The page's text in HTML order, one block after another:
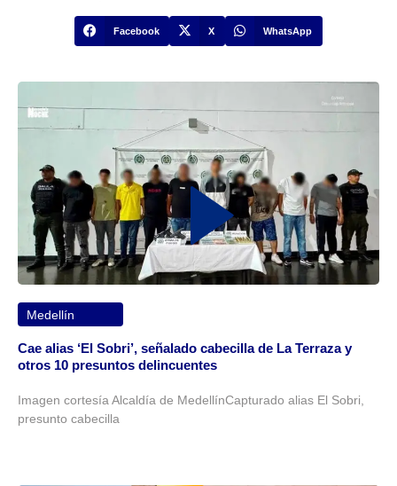
Facebook X WhatsApp
Medellín
Cae alias ‘El Sobri’, señalado cabecilla de La Terraza y
otros 10 presuntos delincuentes
Imagen cortesía Alcaldía de MedellínCapturado alias El Sobri,
presunto cabecilla